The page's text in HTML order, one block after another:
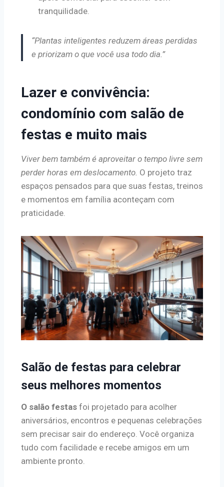
tranquilidade.
“Plantas inteligentes reduzem áreas perdidas
e priorizam o que você usa todo dia.”
Lazer e convivência:
condomínio com salão de
festas e muito mais
Viver bem também é aproveitar o tempo livre sem
perder horas em deslocamento. O projeto traz
espaços pensados para que suas festas, treinos
e momentos em família aconteçam com
praticidade.
Salão de festas para celebrar
seus melhores momentos
O salão festas foi projetado para acolher
aniversários, encontros e pequenas celebrações
sem precisar sair do endereço. Você organiza
tudo com facilidade e recebe amigos em um
ambiente pronto.